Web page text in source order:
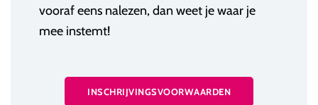
vooraf eens nalezen, dan weet je waar je
mee instemt!
INSCHRIJVINGSVOORWAARDEN